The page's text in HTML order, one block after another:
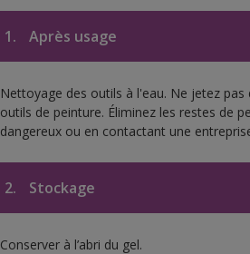
1. Après usage
Nettoyage des outils à l'eau. Ne jetez
outils de peinture. Éliminez les restes de
dangereux ou en contactant une
2. Stockage
Conserver à l’abri du gel.